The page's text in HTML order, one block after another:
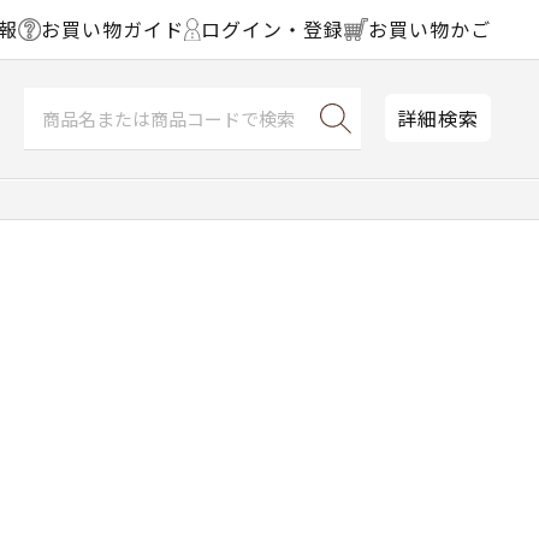
お買い物ガイド ログイン・登録 お買い物かご
詳細検索